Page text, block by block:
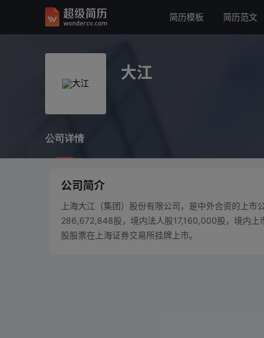
简历模板 简历范文
大江
大江
公司详情
公司简介
上海大江（集团）股份有限公司，是中外合资的上
286,672,848股，境内法人股17,160,000股，境内
股股票在上海证券交易所挂牌上市。